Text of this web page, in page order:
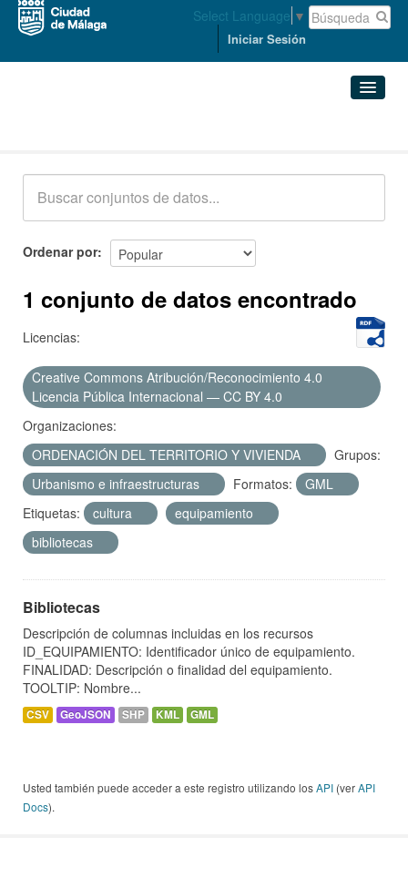
Select Language ▼
Iniciar Sesión
Acerca de
Ordenar por
1 conjunto de datos encontrado
Licencias:
Creative Commons Atribución/Reconocimiento 4.0
Licencia Pública Internacional — CC BY 4.0
Organizaciones:
ORDENACIÓN DEL TERRITORIO Y VIVIENDA
Grupos:
Urbanismo e infraestructuras
Formatos:
GML
Etiquetas:
cultura
equipamiento
bibliotecas
Bibliotecas
Descripción de columnas incluidas en los recursos
ID_EQUIPAMIENTO: Identificador único de equipamiento.
FINALIDAD: Descripción o finalidad del equipamiento.
TOOLTIP: Nombre...
CSV GeoJSON SHP KML GML
Usted también puede acceder a este registro utilizando losAPI (verAPI
Docs).